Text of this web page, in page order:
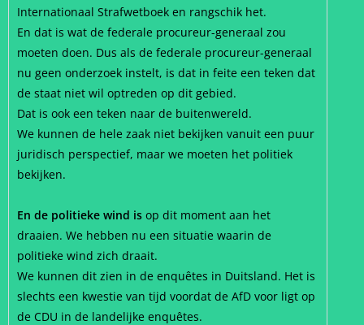
Internationaal Strafwetboek en rangschik het.
En dat is wat de federale procureur-generaal zou
moeten doen. Dus als de federale procureur-generaal
nu geen onderzoek instelt, is dat in feite een teken dat
de staat niet wil optreden op dit gebied.
Dat is ook een teken naar de buitenwereld.
We kunnen de hele zaak niet bekijken vanuit een puur
juridisch perspectief, maar we moeten het politiek
bekijken.
En de politieke wind is op dit moment aan het
draaien. We hebben nu een situatie waarin de
politieke wind zich draait.
We kunnen dit zien in de enquêtes in Duitsland. Het is
slechts een kwestie van tijd voordat de AfD voor ligt op
de CDU in de landelijke enquêtes.